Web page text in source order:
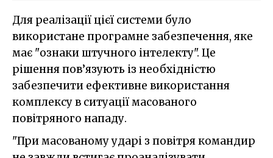
Для реалізації цієї системи було
використане програмне забезпечення, яке
має "ознаки штучного інтелекту". Це
рішення пов’язують із необхідністю
забезпечити ефективне використання
комплексу в ситуації масованого
повітряного нападу.
"При масованому ударі з повітря командир